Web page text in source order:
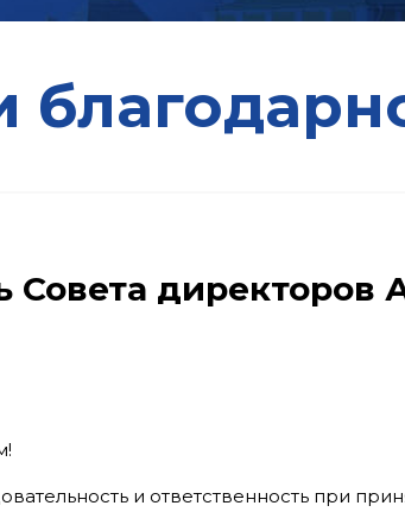
директоров
и ответственность при